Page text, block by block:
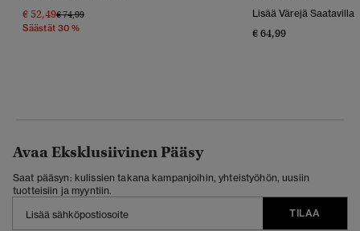
€ 52,49Hinta Alennettu Hinnasta
€ 74,99Hintaan
Säästät 30 %
Lisää Värejä Saatavilla
€ 64,99
Avaa Eksklusiivinen Pääsy
Saat pääsyn: kulissien takana kampanjoihin, yhteistyöhön, uusiin
tuotteisiin ja myyntiin.
TILAA